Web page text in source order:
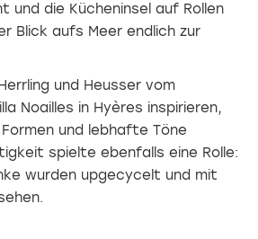
und die Kücheninsel auf Rollen
Blick aufs Meer endlich zur
und Heusser vom
Noailles in Hyères inspirieren,
und lebhafte Töne
spielte ebenfalls eine Rolle:
wurden upgecycelt und mit